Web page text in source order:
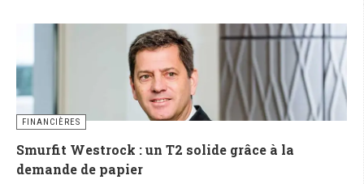
FINANCIÈRES
Smurfit Westrock : un T2 solide grâce à la
demande de papier